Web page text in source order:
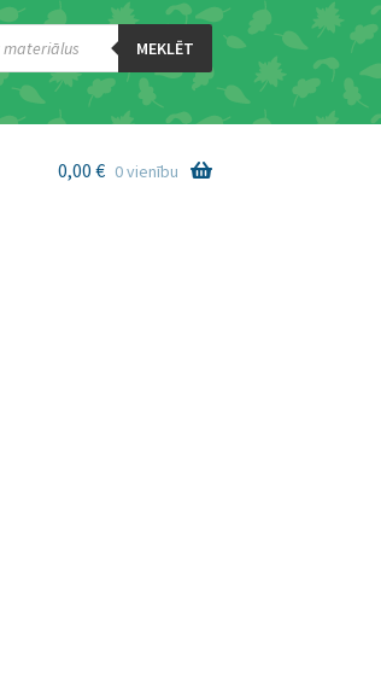
MEKLĒT
0,00 € 0 vienību